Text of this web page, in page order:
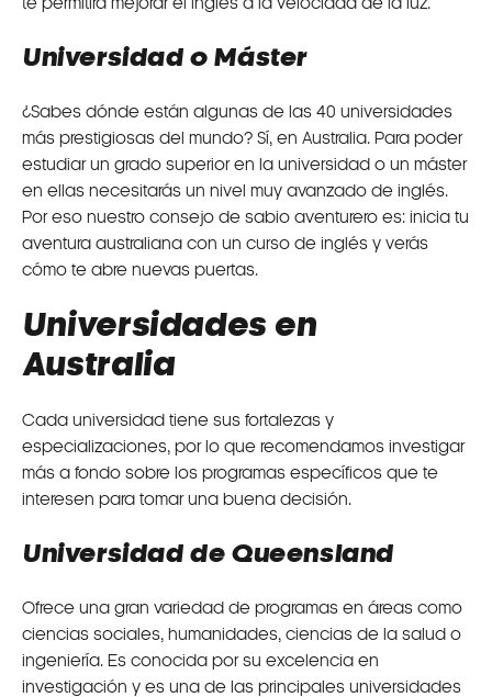
Universidad o Máster
¿Sabes dónde están algunas de las 40 universidades
más prestigiosas del mundo? Sí, en Australia. Para poder
estudiar un grado superior en la universidad o un máster
en ellas necesitarás un nivel muy avanzado de inglés.
Por eso nuestro consejo de sabio aventurero es: inicia tu
aventura australiana con un curso de inglés y verás
cómo te abre nuevas puertas.
Universidades en
Australia
Cada universidad tiene sus fortalezas y
especializaciones, por lo que recomendamos investigar
más a fondo sobre los programas específicos que te
interesen para tomar una buena decisión.
Universidad de Queensland
Ofrece una gran variedad de programas en áreas como
ciencias sociales, humanidades, ciencias de la salud o
ingeniería. Es conocida por su excelencia en
investigación y es una de las principales universidades